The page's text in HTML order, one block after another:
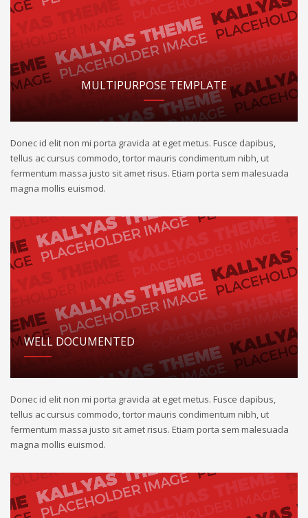
MULTIPURPOSE TEMPLATE
Donec id elit non mi porta gravida at eget metus. Fusce dapibus,
tellus ac cursus commodo, tortor mauris condimentum nibh, ut
fermentum massa justo sit amet risus. Etiam porta sem malesuada
magna mollis euismod.
WELL DOCUMENTED
Donec id elit non mi porta gravida at eget metus. Fusce dapibus,
tellus ac cursus commodo, tortor mauris condimentum nibh, ut
fermentum massa justo sit amet risus. Etiam porta sem malesuada
magna mollis euismod.